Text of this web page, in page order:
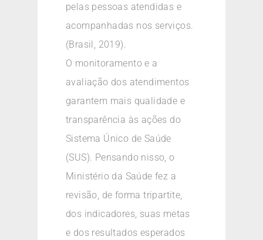
pelas pessoas atendidas e
acompanhadas nos serviços.
(Brasil, 2019).
O monitoramento e a
avaliação dos atendimentos
garantem mais qualidade e
transparência às ações do
Sistema Único de Saúde
(SUS). Pensando nisso, o
Ministério da Saúde fez a
revisão, de forma tripartite,
dos indicadores, suas metas
e dos resultados esperados